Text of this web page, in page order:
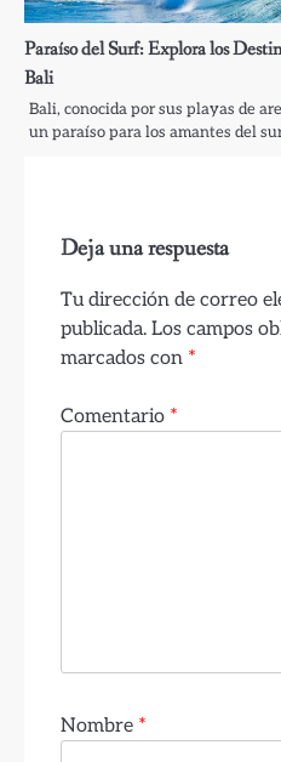
Paraíso del Surf: Explora los
Bali
Bali, conocida por sus playas de
un paraíso para los amantes del
Deja una respuesta
Tu dirección de correo
publicada. Los campos
marcados con *
Comentario *
Nombre *